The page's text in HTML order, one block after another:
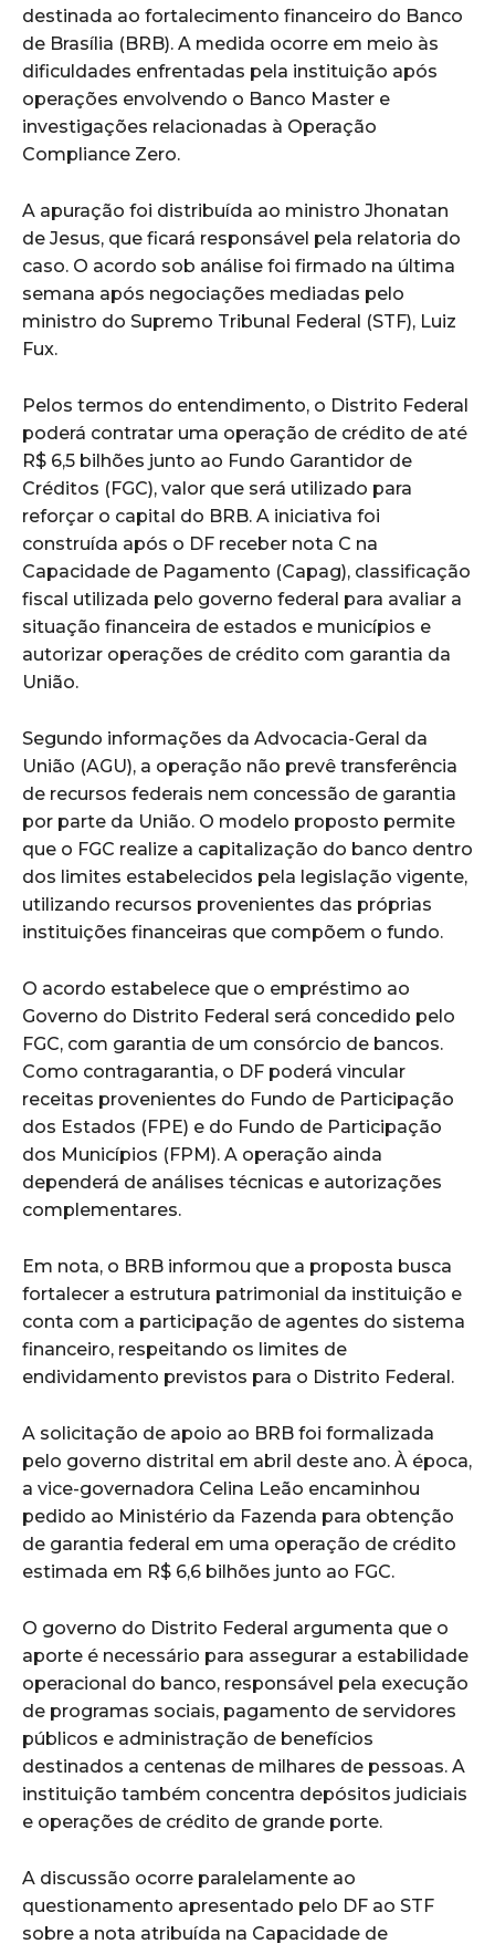
destinada ao fortalecimento financeiro do Banco
de Brasília (BRB). A medida ocorre em meio às
dificuldades enfrentadas pela instituição após
operações envolvendo o Banco Master e
investigações relacionadas à Operação
Compliance Zero.
A apuração foi distribuída ao ministro Jhonatan
de Jesus, que ficará responsável pela relatoria do
caso. O acordo sob análise foi firmado na última
semana após negociações mediadas pelo
ministro do Supremo Tribunal Federal (STF), Luiz
Fux.
Pelos termos do entendimento, o Distrito Federal
poderá contratar uma operação de crédito de até
R$ 6,5 bilhões junto ao Fundo Garantidor de
Créditos (FGC), valor que será utilizado para
reforçar o capital do BRB. A iniciativa foi
construída após o DF receber nota C na
Capacidade de Pagamento (Capag), classificação
fiscal utilizada pelo governo federal para avaliar a
situação financeira de estados e municípios e
autorizar operações de crédito com garantia da
União.
Segundo informações da Advocacia-Geral da
União (AGU), a operação não prevê transferência
de recursos federais nem concessão de garantia
por parte da União. O modelo proposto permite
que o FGC realize a capitalização do banco dentro
dos limites estabelecidos pela legislação vigente,
utilizando recursos provenientes das próprias
instituições financeiras que compõem o fundo.
O acordo estabelece que o empréstimo ao
Governo do Distrito Federal será concedido pelo
FGC, com garantia de um consórcio de bancos.
Como contragarantia, o DF poderá vincular
receitas provenientes do Fundo de Participação
dos Estados (FPE) e do Fundo de Participação
dos Municípios (FPM). A operação ainda
dependerá de análises técnicas e autorizações
complementares.
Em nota, o BRB informou que a proposta busca
fortalecer a estrutura patrimonial da instituição e
conta com a participação de agentes do sistema
financeiro, respeitando os limites de
endividamento previstos para o Distrito Federal.
A solicitação de apoio ao BRB foi formalizada
pelo governo distrital em abril deste ano. À época,
a vice-governadora Celina Leão encaminhou
pedido ao Ministério da Fazenda para obtenção
de garantia federal em uma operação de crédito
estimada em R$ 6,6 bilhões junto ao FGC.
O governo do Distrito Federal argumenta que o
aporte é necessário para assegurar a estabilidade
operacional do banco, responsável pela execução
de programas sociais, pagamento de servidores
públicos e administração de benefícios
destinados a centenas de milhares de pessoas. A
instituição também concentra depósitos judiciais
e operações de crédito de grande porte.
A discussão ocorre paralelamente ao
questionamento apresentado pelo DF ao STF
sobre a nota atribuída na Capacidade de